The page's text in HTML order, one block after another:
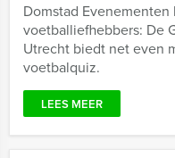
Domstad
voetballiefhebbers: De
Utrecht biedt net even
voetbalquiz.
LEES MEER